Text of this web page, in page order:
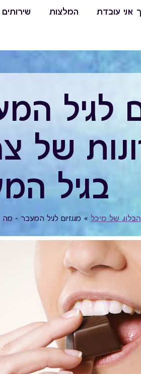
אני עובדת המלצות שירותים
לגיל
של
בגיל
הבלוג של מיכל » מגנזיום לגיל המעבר -